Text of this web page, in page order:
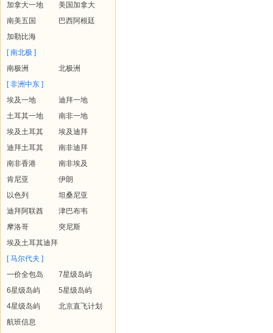
加拿大一地
美国加拿大
南美五国
巴西阿根廷
加勒比海
[ 南北极 ]
南极洲
北极洲
[ 非洲中东 ]
埃及一地
迪拜一地
土耳其一地
南非一地
埃及土耳其
埃及迪拜
迪拜土耳其
南非迪拜
南非香港
南非埃及
肯尼亚
伊朗
以色列
坦桑尼亚
迪拜阿联酋
津巴布韦
摩洛哥
突尼斯
埃及土耳其迪拜
[ 马尔代夫 ]
一价全包岛
7星级岛屿
6星级岛屿
5星级岛屿
4星级岛屿
北京直飞计划
航班信息